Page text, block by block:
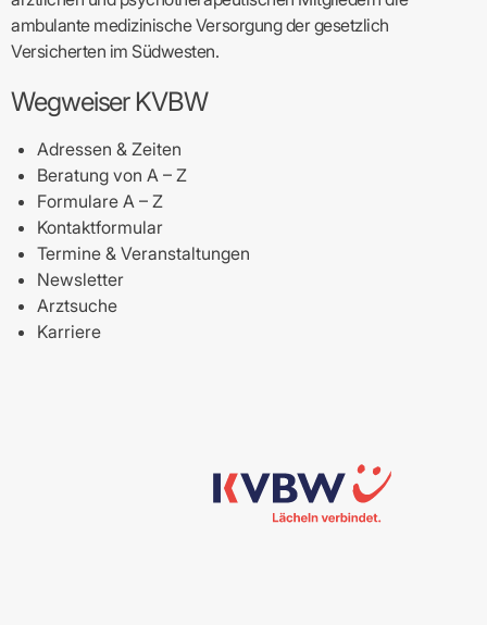
ambulante medizinische Versorgung der gesetzlich
Versicherten im Südwesten.
Wegweiser KVBW
Adressen & Zeiten
Beratung von A – Z
Formulare A – Z
Kontaktformular
Termine & Veranstaltungen
Newsletter
Arztsuche
Karriere